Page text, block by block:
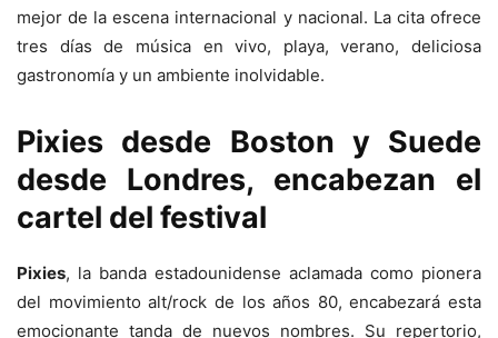
mejor de la escena internacional y nacional. La cita ofrece
tres días de música en vivo, playa, verano, deliciosa
gastronomía y un ambiente inolvidable.
Pixies desde Boston y Suede
desde Londres, encabezan el
cartel del festival
Pixies, la banda estadounidense aclamada como pionera
del movimiento alt/rock de los años 80, encabezará esta
emocionante tanda de nuevos nombres. Su repertorio,